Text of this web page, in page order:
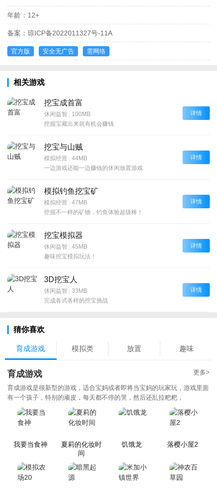
年龄： 12+
备案： 琼ICP备2022011327号-11A
官方版 安全无广告 需网络
相关游戏
挖宝成首富
休闲益智 | 100MB
挖掘宝藏出来就有机会赚钱
详情
挖宝与山贼
模拟经营 | 44MB
一边游戏还能一边赚钱的休闲放置游戏
详情
模拟钓鱼挖宝矿
模拟经营 | 47MB
挖掘不一样的矿物，钓鱼体验超级棒！
详情
挖宝模拟器
休闲益智 | 45MB
趣味挖宝模拟玩法！
详情
3D挖宝人
休闲益智 | 33MB
完成各式各样的挖宝挑战
详情
猜你喜欢
育成游戏 模拟类 放置 趣味
育成游戏 更多>
育成游戏是很新型的游戏，适合宝妈或者即将当宝妈的玩家玩，游戏里面
有一个孩子，特别的顽皮，每天都不停的哭，然后还乱拉粑粑，
我要当食神
夏莉的化妆时
间
饥饿龙 落樱小屋2